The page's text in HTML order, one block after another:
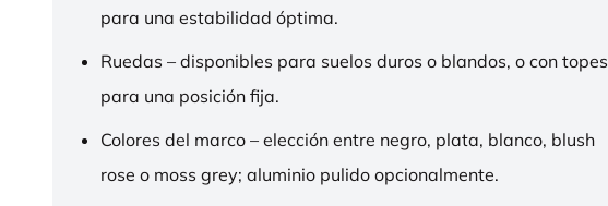
para una estabilidad óptima.
Ruedas – disponibles para suelos duros o blandos, o con topes
para una posición fija.
Colores del marco – elección entre negro, plata, blanco, blush
rose o moss grey; aluminio pulido opcionalmente.